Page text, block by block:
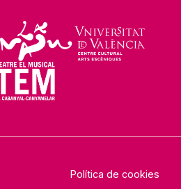
Política de cookies